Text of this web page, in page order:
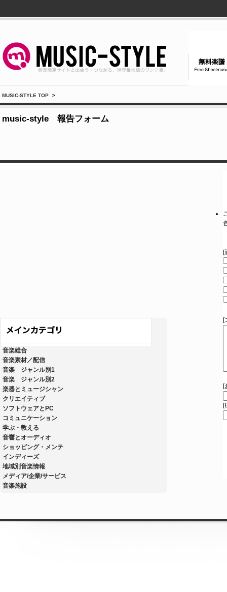
MUSIC-STYLE TOP >
music-style 報告フォーム
音楽総合
音楽素材／配信
音楽 ジャンル別1
音楽 ジャンル別2
楽器とミュージシャン
クリエイティブ
ソフトウェアとPC
コミュニケーション
学ぶ・教える
音響とオーディオ
ショッピング・メンテ
インディーズ
地域別音楽情報
メディア/企業/サービス
音楽施設
[
[
[